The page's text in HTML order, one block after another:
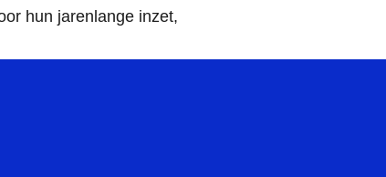
hun jarenlange inzet,